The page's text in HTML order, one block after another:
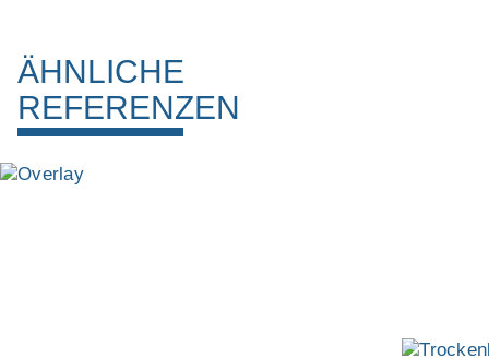
ÄHNLICHE
REFERENZEN